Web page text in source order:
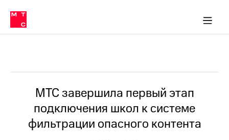
Медиа-центр
и акционерам
Устойчивое развитие
Комплаенс и деловая этика
компании
Карьера
История
компании
Руководство
в МТС
Пресс-
релизы
МТС
о технологиях
МТС завершила первый этап
подключения школ к системе
фильтрации опасного контента